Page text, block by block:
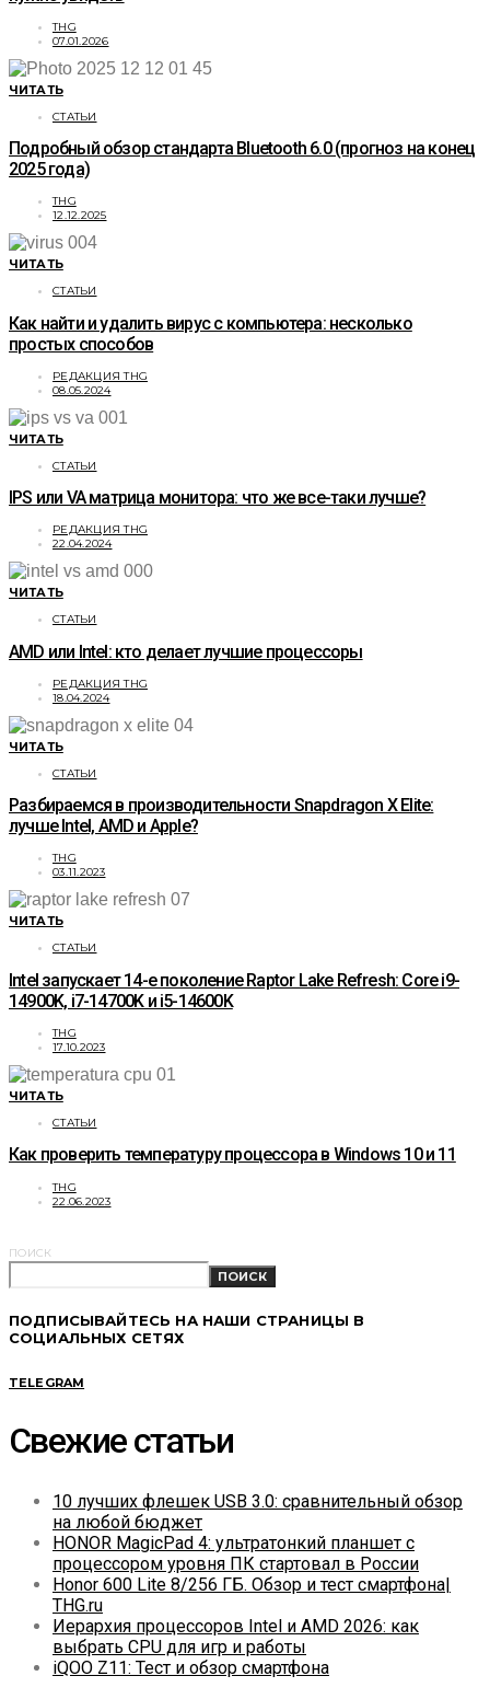
THG
07.01.2026
ЧИТАТЬ
СТАТЬИ
Подробный обзор стандарта Bluetooth 6.0 (прогноз на конец
2025 года)
THG
12.12.2025
ЧИТАТЬ
СТАТЬИ
Как найти и удалить вирус с компьютера: несколько
простых способов
РЕДАКЦИЯ THG
08.05.2024
ЧИТАТЬ
СТАТЬИ
IPS или VA матрица монитора: что же все-таки лучше?
РЕДАКЦИЯ THG
22.04.2024
ЧИТАТЬ
СТАТЬИ
AMD или Intel: кто делает лучшие процессоры
РЕДАКЦИЯ THG
18.04.2024
ЧИТАТЬ
СТАТЬИ
Разбираемся в производительности Snapdragon X Elite:
лучше Intel, AMD и Apple?
THG
03.11.2023
ЧИТАТЬ
СТАТЬИ
Intel запускает 14-е поколение Raptor Lake Refresh: Core i9-
14900K, i7-14700K и i5-14600K
THG
17.10.2023
ЧИТАТЬ
СТАТЬИ
Как проверить температуру процессора в Windows 10 и 11
THG
22.06.2023
ПОИСК
ПОИСК
ПОДПИСЫВАЙТЕСЬ НА НАШИ СТРАНИЦЫ В
СОЦИАЛЬНЫХ СЕТЯХ
TELEGRAM
Свежие статьи
10 лучших флешек USB 3.0: сравнительный обзор
на любой бюджет
HONOR MagicPad 4: ультратонкий планшет с
процессором уровня ПК стартовал в России
Honor 600 Lite 8/256 ГБ. Обзор и тест смартфона|
THG.ru
Иерархия процессоров Intel и AMD 2026: как
выбрать CPU для игр и работы
iQOO Z11: Тест и обзор смартфона